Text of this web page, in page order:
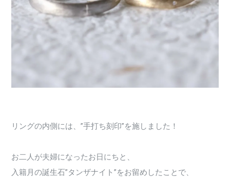
リングの内側には、”手打ち刻印”を施しました！
お二人が夫婦になったお日にちと、
入籍月の誕生石”タンザナイト”をお留めしたことで、